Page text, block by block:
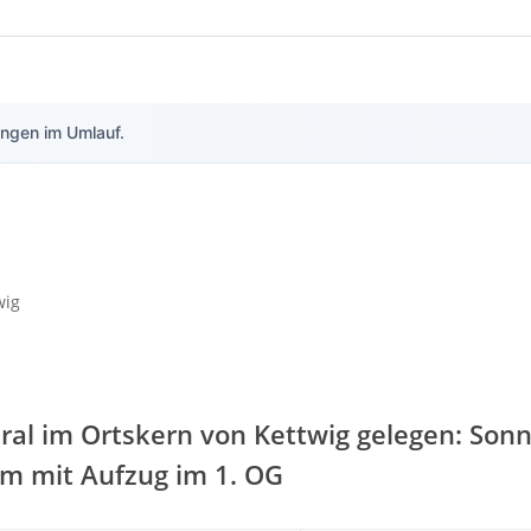
im Umlauf.
im Ortskern von Kettwig gelegen:
mit Aufzug im 1. OG